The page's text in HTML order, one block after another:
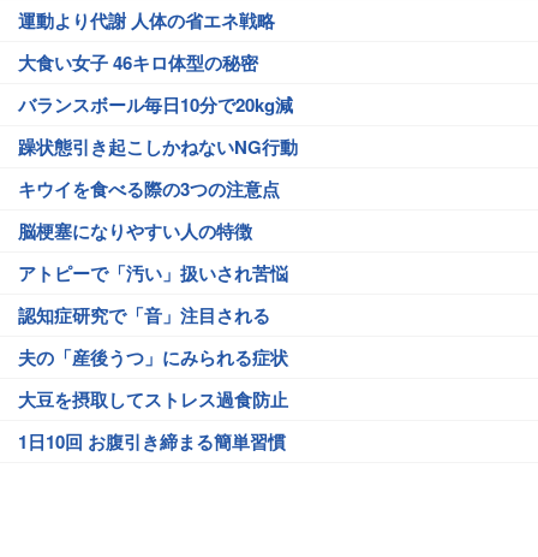
運動より代謝 人体の省エネ戦略
大食い女子 46キロ体型の秘密
バランスボール毎日10分で20kg減
躁状態引き起こしかねないNG行動
キウイを食べる際の3つの注意点
脳梗塞になりやすい人の特徴
アトピーで「汚い」扱いされ苦悩
認知症研究で「音」注目される
夫の「産後うつ」にみられる症状
大豆を摂取してストレス過食防止
1日10回 お腹引き締まる簡単習慣